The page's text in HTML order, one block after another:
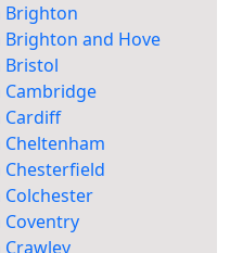
Brighton
and Hove
Bristol
Cardiff